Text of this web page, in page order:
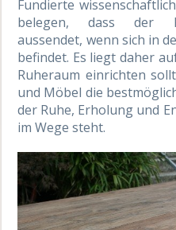
Fundierte
belegen, dass der
aussendet, wenn sich in
befindet. Es liegt daher
Ruheraum einrichten
und Möbel die
der Ruhe, Erholung und
im Wege steht.